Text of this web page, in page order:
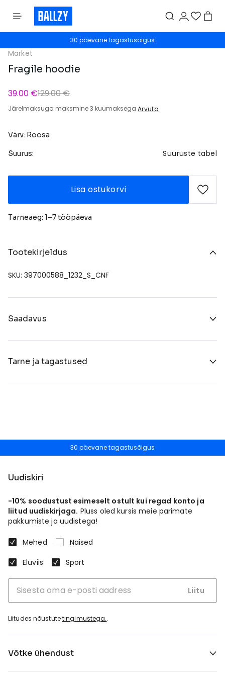
30 päevane tagastusõigus
Market
Fragile hoodie
39.00 €129.00 €
Järelmaksuga maksmine 3 kuumaksega Arvuta
Värv: Roosa
Suurus: Suuruste tabel
Lisa ostukorvi
Tarneaeg: 1–7 tööpäeva
Tootekirjeldus
SKU: 397000588_1232_S_CNF
Saadavus
Tarne ja tagastused
30 päevane tagastusõigus
Uudiskiri
-10% soodustust esimeselt ostult kui regad konto ja
liitud uudiskirjaga. Pluss oled kursis meie parimate
pakkumiste ja uudistega!
Mehed
Naised
Eluviis
Sport
Liitu
Liitudes nõustutetingimustega..
Võtke ühendust